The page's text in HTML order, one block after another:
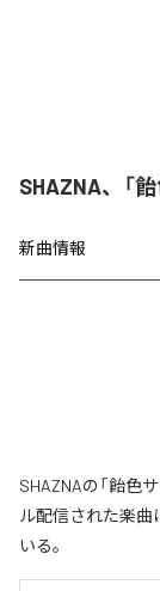
SHAZNA、「
新曲情報
SHAZNAの「飴色
ル配信された楽曲
いる。